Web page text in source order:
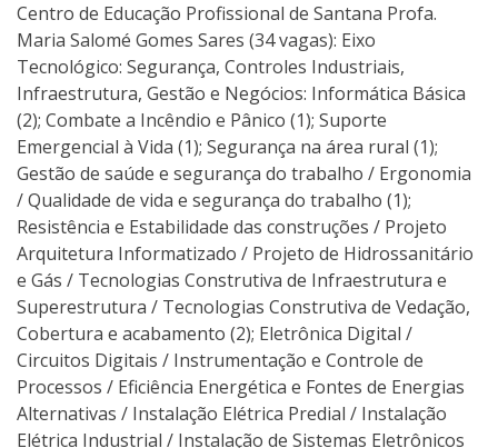
Centro de Educação Profissional de Santana Profa.
Maria Salomé Gomes Sares (34 vagas): Eixo
Tecnológico: Segurança, Controles Industriais,
Infraestrutura, Gestão e Negócios: Informática Básica
(2); Combate a Incêndio e Pânico (1); Suporte
Emergencial à Vida (1); Segurança na área rural (1);
Gestão de saúde e segurança do trabalho / Ergonomia
/ Qualidade de vida e segurança do trabalho (1);
Resistência e Estabilidade das construções / Projeto
Arquitetura Informatizado / Projeto de Hidrossanitário
e Gás / Tecnologias Construtiva de Infraestrutura e
Superestrutura / Tecnologias Construtiva de Vedação,
Cobertura e acabamento (2); Eletrônica Digital /
Circuitos Digitais / Instrumentação e Controle de
Processos / Eficiência Energética e Fontes de Energias
Alternativas / Instalação Elétrica Predial / Instalação
Elétrica Industrial / Instalação de Sistemas Eletrônicos